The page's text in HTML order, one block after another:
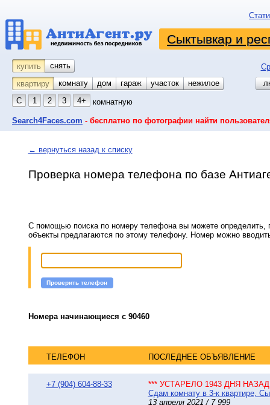
Сыктывкар и
купить снять
квартиру
комнату койко-место
дом гараж участок
нежилое
С
1 2 3 4+ комнатную
Search4Faces.com - бесплатно по фотографии найти
← вернуться назад к списку
Проверка номера телефона по базе
С помощью поиска по номеру телефона вы можете определить,
объекты предлагаются по этому телефону. Номер можно
Проверить телефон
Номера начинающиеся с 90460
ТЕЛЕФОН ПОСЛЕДНЕЕ ОБЪЯВЛЕНИЕ
+7 (904) 604-88-33
*** УСТАРЕЛО 1943 ДНЯ НАЗАД
Сдам комнату в 3-к квартире,
13 апреля 2021 / 7 999